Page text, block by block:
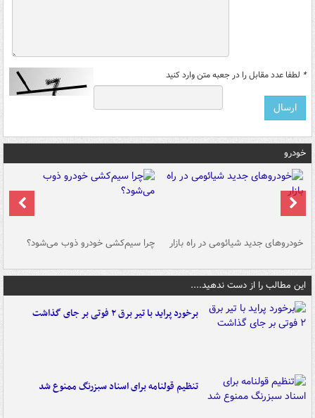
* لطفا عدد مقابل را در جعبه متن وارد کنید
خودرو
خودروهای جدید شیائومی در راه بازار چرا سیم‌کشی خودرو ذوب می‌شود؟
این مطالب را از دست ندهید....
برخورد پراید با تیر برق ۲ فوتی بر جای گذاشت
تنظیم قولنامه برای اسناد سبزرنگ ممنوع شد